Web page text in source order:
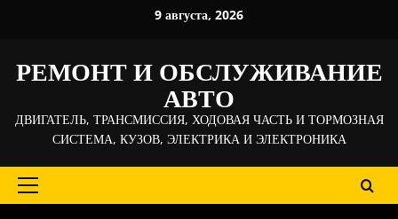
9 августа, 2026
РЕМОНТ И ОБСЛУЖИВАНИЕ
АВТО
ДВИГАТЕЛЬ, ТРАНСМИССИЯ, ХОДОВАЯ ЧАСТЬ И ТОРМОЗНАЯ
СИСТЕМА, КУЗОВ, ЭЛЕКТРИКА И ЭЛЕКТРОНИКА
Основное